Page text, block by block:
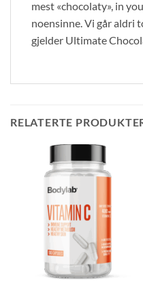
mest «chocolaty», in
noensinne. Vi går aldri
gjelder Ultimate
RELATERTE